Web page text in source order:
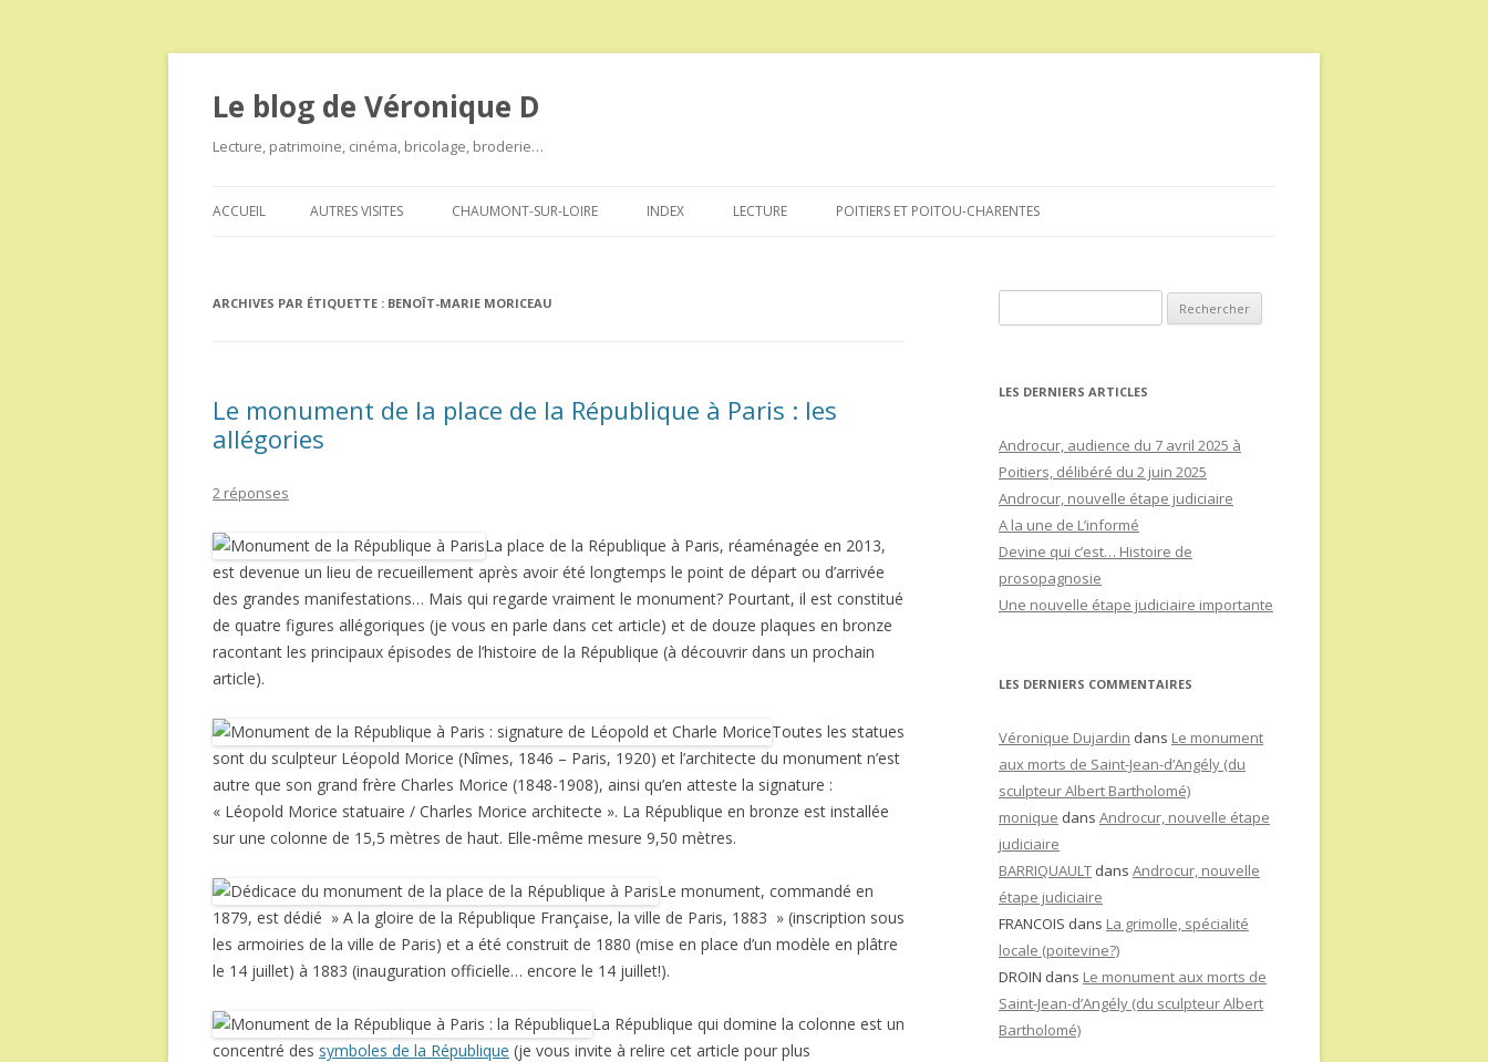
Le blog de Véronique D
Lecture, patrimoine, cinéma, bricolage, broderie…
au
ACCUEIL AUTRES VISITES CHAUMONT-SUR-LOIRE INDEX LECTURE POITIERS ET POITOU-CHARENTES
ARCHIVES PAR ÉTIQUETTE : BENOÎT-MARIE MORICEAU
Le monument de la place de la République à Paris : les
allégories
2 réponses
La place de la République à Paris, réaménagée en 2013,
est devenue un lieu de recueillement après avoir été longtemps le point de départ ou d’arrivée
des grandes manifestations… Mais qui regarde vraiment le monument? Pourtant, il est constitué
de quatre figures allégoriques (je vous en parle dans cet article) et de douze plaques en bronze
racontant les principaux épisodes de l’histoire de la République (à découvrir dans un prochain
article).
Toutes les statues
sont du sculpteur Léopold Morice (Nîmes, 1846 – Paris, 1920) et l’architecte du monument n’est
autre que son grand frère Charles Morice (1848-1908), ainsi qu’en atteste la signature :
« Léopold Morice statuaire / Charles Morice architecte ». La République en bronze est installée
sur une colonne de 15,5 mètres de haut. Elle-même mesure 9,50 mètres.
Le monument, commandé en
1879, est dédié » A la gloire de la République Française, la ville de Paris, 1883 » (inscription sous
les armoiries de la ville de Paris) et a été construit de 1880 (mise en place d’un modèle en plâtre
le 14 juillet) à 1883 (inauguration officielle… encore le 14 juillet!).
La République qui domine la colonne est un
concentré des symboles de la République (je vous invite à relire cet article pour plus
LES DERNIERS ARTICLES
Androcur, audience du 7 avril 2025 à
Poitiers, délibéré du 2 juin 2025
Androcur, nouvelle étape judiciaire
A la une de L’informé
Devine qui c’est… Histoire de
prosopagnosie
Une nouvelle étape judiciaire importante
LES DERNIERS COMMENTAIRES
Véronique Dujardin dans Le monument
aux morts de Saint-Jean-d’Angély (du
sculpteur Albert Bartholomé)
monique dans Androcur, nouvelle étape
judiciaire
BARRIQUAULT dans Androcur, nouvelle
étape judiciaire
FRANCOIS dans La grimolle, spécialité
locale (poitevine?)
DROIN dans Le monument aux morts de
Saint-Jean-d’Angély (du sculpteur Albert
Bartholomé)